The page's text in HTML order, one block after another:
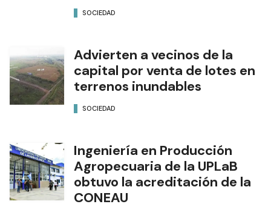
SOCIEDAD
Advierten a vecinos de la
capital por venta de lotes en
terrenos inundables
SOCIEDAD
Ingeniería en Producción
Agropecuaria de la UPLaB
obtuvo la acreditación de la
CONEAU